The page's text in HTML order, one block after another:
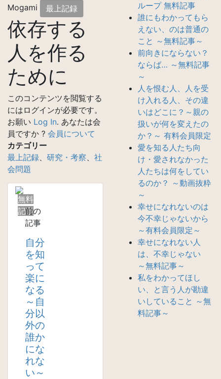
Mogami
最上記録
依存する
人を作る
ために
このコンテンツを閲覧する
にはログインが必要です。
お願い Log In. あなたは会
員ですか ? 会員について
カテゴリー
最上記録、 研究・考察、 社
会問題
無料
記事前の
記事
自分
を知
って
楽に
なる
～自
分以
外の
誰か
にな
れな
い～
ループ 無料記事
誰にもわかってもら
えない、のは普通の
こと ～無料記事～
前向きにならない？
ならば… ～無料記事
～
人を恨む人、人を受
け入れる人、その違
いはどこに？～親の
扱いが何を変えたの
か？～ 有料会員限定
愛を知る人たち向
け・愛されなかった
人たちは何をしてい
るのか？ ～動画抜粋
～
幸せになれないのは
今不幸じゃないから
～有料会員限定～
幸せになれない人
は、不幸じゃない
～無料記事～
私をわかってほし
い、と言う人が勘違
いしていること ～無
料記事～